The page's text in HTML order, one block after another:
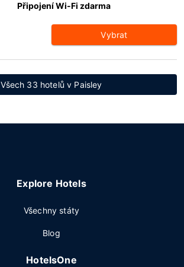
Připojení Wi-Fi zdarma
Vybrat
Všech 33 hotelů v Paisley
Explore Hotels
Všechny státy
Blog
HotelsOne